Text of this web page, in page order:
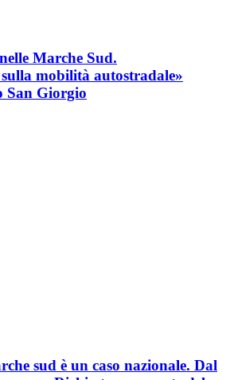
Marche Sud.
mobilità autostradale»
San Giorgio
sud è un caso nazionale. Dal